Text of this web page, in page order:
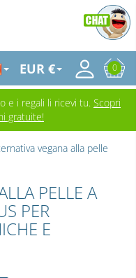
EUR € 0
e i regali li ricevi tu. Scopri
gratuite!
vegana alla pelle
PELLE A
PER
E